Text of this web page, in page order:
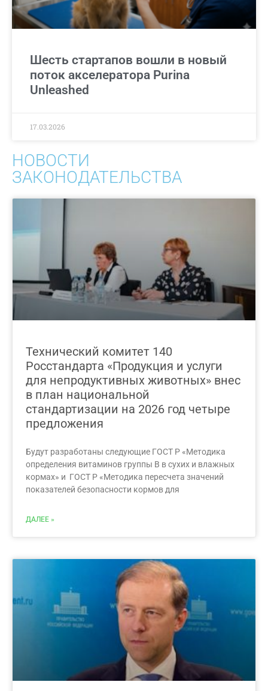
Шесть стартапов вошли в новый
поток акселератора Purina
Unleashed
17.03.2026
НОВОСТИ
ЗАКОНОДАТЕЛЬСТВА
Технический комитет 140
Росстандарта «Продукция и услуги
для непродуктивных животных» внес
в план национальной
стандартизации на 2026 год четыре
предложения
Будут разработаны следующие ГОСТ Р «Методика
определения витаминов группы В в сухих и влажных
кормах» и ГОСТ Р «Методика пересчета значений
показателей безопасности кормов для
ДАЛЕЕ »